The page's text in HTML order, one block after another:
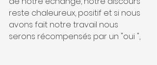
reste chaleureux, positif et si nous
avons fait notre travail nous
serons récompensés par un "oui ",